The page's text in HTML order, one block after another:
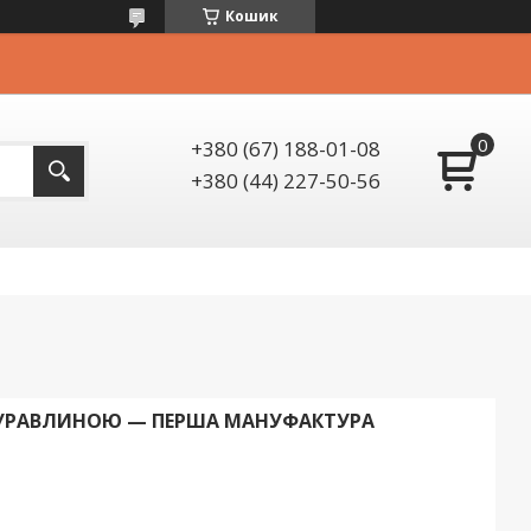
Кошик
+380 (67) 188-01-08
+380 (44) 227-50-56
— ПЕРША МАНУФАКТУРА